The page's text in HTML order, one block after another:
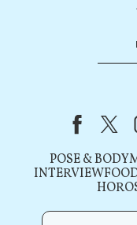
POSE & BODY
INTERVIEW